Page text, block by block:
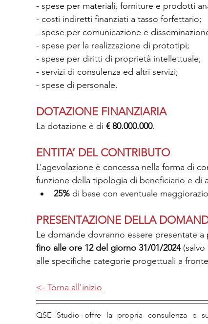
- spese per materiali, forniture e prodotti
- costi indiretti finanziati a tasso forfettario;
- spese per comunicazione e
- spese per la realizzazione di prototipi;
- spese per diritti di proprietà intellettuale;
- servizi di consulenza ed altri servizi;
- spese di personale.
DOTAZIONE FINANZIARIA
La dotazione è di € 80.000.000.
ENTITA’ DEL CONTRIBUTO
L’agevolazione è concessa nella forma di
funzione della tipologia di beneficiario e di
25% di base con eventuale
PRESENTAZIONE DELLA
Le domande dovranno essere presentate a
fino alle ore 12 del giorno 31/01/2024 (salvo
alle specifiche categorie progettuali a
<- Torna all'inizio
QSE Studio offre la propria consulenza e